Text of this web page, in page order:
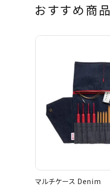
おすすめ商品
マルチケース Denim